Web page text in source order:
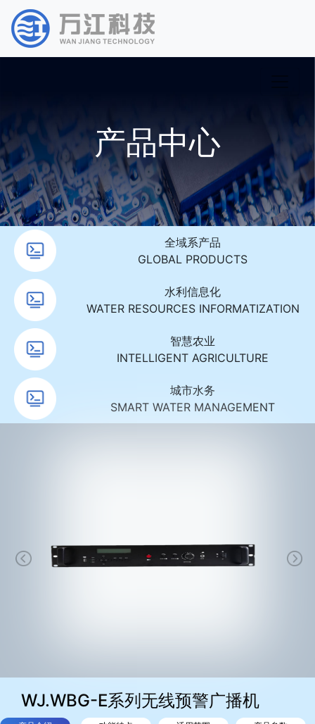
产品中心
全域系产品
GLOBAL PRODUCTS
水利信息化
WATER RESOURCES INFORMATIZATION
智慧农业
INTELLIGENT AGRICULTURE
城市水务
SMART WATER MANAGEMENT
WJ.WBG-E系列无线预警广播机